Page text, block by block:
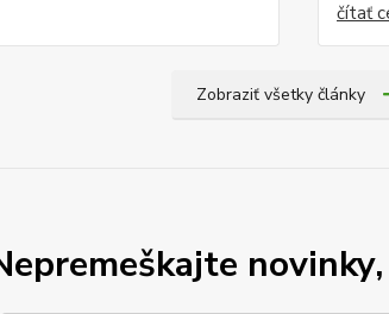
čítať
Zobraziť všetky články